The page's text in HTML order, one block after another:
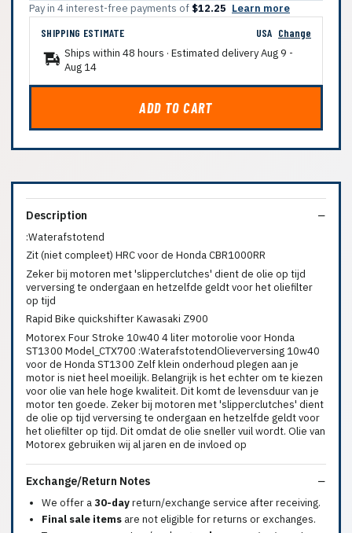
Pay in 4 interest-free payments of $12.25 Learn more
SHIPPING ESTIMATE
USA Change
Ships within 48 hours · Estimated deliveryAug 9 -
Aug 14
ADD TO CART
Description
:Waterafstotend
Zit (niet compleet) HRC voor de Honda CBR1000RR
Zeker bij motoren met 'slipperclutches' dient de olie op tijd
verversing te ondergaan en hetzelfde geldt voor het oliefilter
op tijd
Rapid Bike quickshifter Kawasaki Z900
Motorex Four Stroke 10w40 4 liter motorolie voor Honda
ST1300 Model_CTX700 :WaterafstotendOlieverversing 10w40
voor de Honda ST1300 Zelf klein onderhoud plegen aan je
motor is niet heel moeilijk. Belangrijk is het echter om te kiezen
voor olie van hele hoge kwaliteit. Dit komt de levensduur van je
motor ten goede. Zeker bij motoren met 'slipperclutches' dient
de olie op tijd verversing te ondergaan en hetzelfde geldt voor
het oliefilter op tijd. Dit omdat de olie sneller vuil wordt. Olie van
Motorex gebruiken wij al jaren en de invloed op
Exchange/Return Notes
We offer a30-dayreturn/exchange service after receiving.
Final sale items are not eligible for returns or exchanges.